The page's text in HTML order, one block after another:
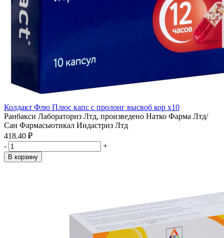
Колдакт Флю Плюс капс с пролонг высвоб кор x10
Ранбакси Лабораториз Лтд, произведено Натко Фарма Лтд/
Сан Фармасьютикал Индастриз Лтд
418.40 ₽
-
+
В корзину